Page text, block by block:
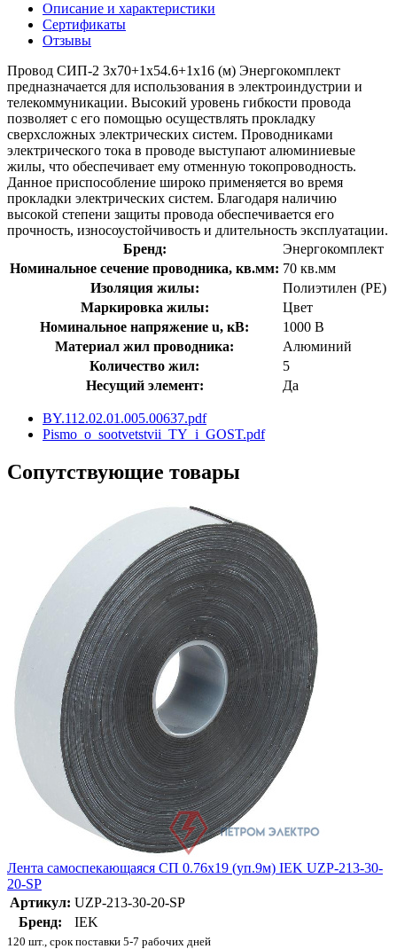
Описание и характеристики
Сертификаты
Отзывы
Провод СИП-2 3х70+1х54.6+1х16 (м) Энергокомплект
предназначается для использования в электроиндустрии и
телекоммуникации. Высокий уровень гибкости провода
позволяет с его помощью осуществлять прокладку
сверхсложных электрических систем. Проводниками
электрического тока в проводе выступают алюминиевые
жилы, что обеспечивает ему отменную токопроводность.
Данное приспособление широко применяется во время
прокладки электрических систем. Благодаря наличию
высокой степени защиты провода обеспечивается его
прочность, износоустойчивость и длительность эксплуатации.
Бренд:
Энергокомплект
Номинальное сечение проводника, кв.мм: 70 кв.мм
Изоляция жилы:
Полиэтилен (PE)
Маркировка жилы:
Цвет
Номинальное напряжение u, кВ:
1000 В
Материал жил проводника:
Алюминий
Количество жил:
5
Несущий элемент:
Да
BY.112.02.01.005.00637.pdf
Pismo_o_sootvetstvii_TY_i_GOST.pdf
Сопутствующие товары
Лента самоспекающаяся СП 0.76х19 (уп.9м) IEK UZP-213-30-
20-SP
Артикул: UZP-213-30-20-SP
Бренд:
IEK
120 шт., срок поставки 5-7 рабочих дней